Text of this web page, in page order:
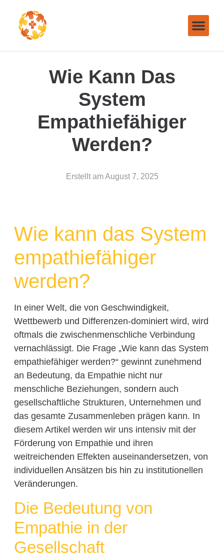
Wie Kann Das
System
Empathiefähiger
Werden?
Erstellt am August 7, 2025
Wie kann das System
empathiefähiger
werden?
In einer Welt, die von Geschwindigkeit,
Wettbewerb und Differenzen-dominiert wird, wird
oftmals die zwischenmenschliche Verbindung
vernachlässigt. Die Frage „Wie kann das System
empathiefähiger werden?“ gewinnt zunehmend
an Bedeutung, da Empathie nicht nur
menschliche Beziehungen, sondern auch
gesellschaftliche Strukturen, Unternehmen und
das gesamte Zusammenleben prägen kann. In
diesem Artikel werden wir uns intensiv mit der
Förderung von Empathie und ihren
weitreichenden Effekten auseinandersetzen, von
individuellen Ansätzen bis hin zu institutionellen
Veränderungen.
Die Bedeutung von
Empathie in der
Gesellschaft